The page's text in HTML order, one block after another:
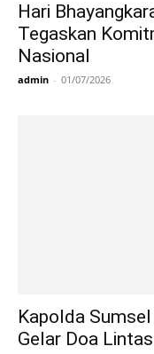
Hari
Tegaskan
Nasional
admin - 01/07/2026
Kapolda
Gelar Doa